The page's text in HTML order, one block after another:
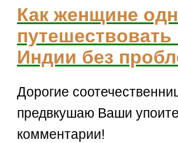
Как женщине
путешествовать
Индии без
Дорогие
предвкушаю Ваши
комментарии!